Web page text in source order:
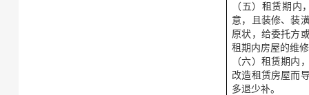
（五）租赁期
意，且装修、装
原状，给委托方
租期内房屋的维
（六）租赁期内
改造租赁房屋而
多退少补。